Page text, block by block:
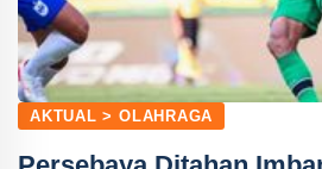
AKTUAL > OLAHRAGA